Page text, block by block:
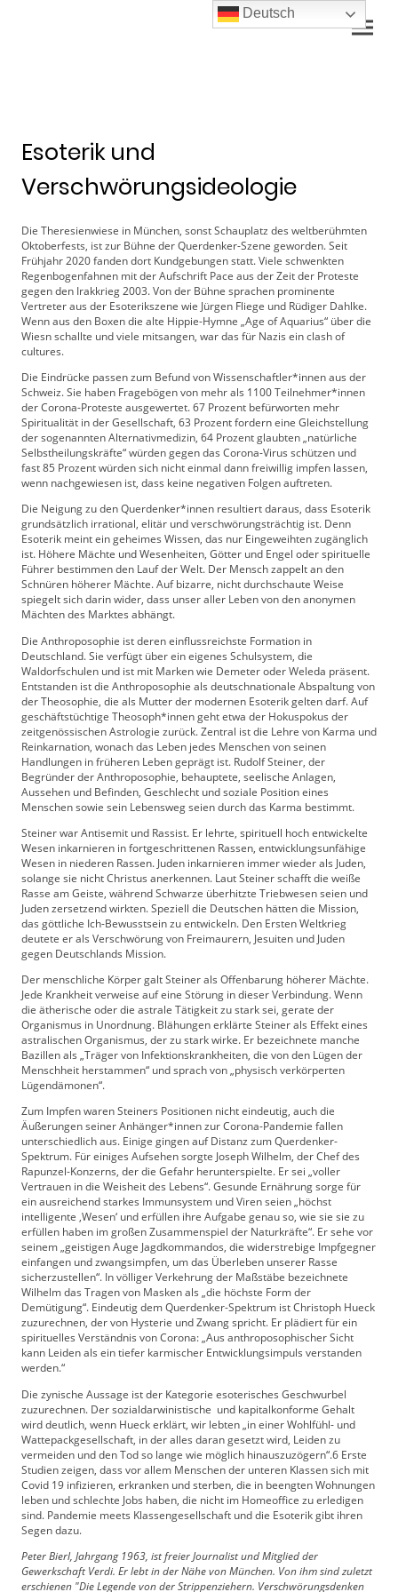
Esoterik und
Verschwörungsideologie
Die Theresienwiese in München, sonst Schauplatz des weltberühmten
Oktoberfests, ist zur Bühne der Querdenker-Szene geworden. Seit
Frühjahr 2020 fanden dort Kundgebungen statt. Viele schwenkten
Regenbogenfahnen mit der Aufschrift Pace aus der Zeit der Proteste
gegen den Irakkrieg 2003. Von der Bühne sprachen prominente
Vertreter aus der Esoterikszene wie Jürgen Fliege und Rüdiger Dahlke.
Wenn aus den Boxen die alte Hippie-Hymne „Age of Aquarius“ über die
Wiesn schallte und viele mitsangen, war das für Nazis ein clash of
cultures.
Die Eindrücke passen zum Befund von Wissenschaftler*innen aus der
Schweiz. Sie haben Fragebögen von mehr als 1100 Teilnehmer*innen
der Corona-Proteste ausgewertet. 67 Prozent befürworten mehr
Spiritualität in der Gesellschaft, 63 Prozent fordern eine Gleichstellung
der sogenannten Alternativmedizin, 64 Prozent glaubten „natürliche
Selbstheilungskräfte“ würden gegen das Corona-Virus schützen und
fast 85 Prozent würden sich nicht einmal dann freiwillig impfen lassen,
wenn nachgewiesen ist, dass keine negativen Folgen auftreten.
Die Neigung zu den Querdenker*innen resultiert daraus, dass Esoterik
grundsätzlich irrational, elitär und verschwörungsträchtig ist. Denn
Esoterik meint ein geheimes Wissen, das nur Eingeweihten zugänglich
ist. Höhere Mächte und Wesenheiten, Götter und Engel oder spirituelle
Führer bestimmen den Lauf der Welt. Der Mensch zappelt an den
Schnüren höherer Mächte. Auf bizarre, nicht durchschaute Weise
spiegelt sich darin wider, dass unser aller Leben von den anonymen
Mächten des Marktes abhängt.
Die Anthroposophie ist deren einflussreichste Formation in
Deutschland. Sie verfügt über ein eigenes Schulsystem, die
Waldorfschulen und ist mit Marken wie Demeter oder Weleda präsent.
Entstanden ist die Anthroposophie als deutschnationale Abspaltung von
der Theosophie, die als Mutter der modernen Esoterik gelten darf. Auf
geschäftstüchtige Theosoph*innen geht etwa der Hokuspokus der
zeitgenössischen Astrologie zurück. Zentral ist die Lehre von Karma und
Reinkarnation, wonach das Leben jedes Menschen von seinen
Handlungen in früheren Leben geprägt ist. Rudolf Steiner, der
Begründer der Anthroposophie, behauptete, seelische Anlagen,
Aussehen und Befinden, Geschlecht und soziale Position eines
Menschen sowie sein Lebensweg seien durch das Karma bestimmt.
Steiner war Antisemit und Rassist. Er lehrte, spirituell hoch entwickelte
Wesen inkarnieren in fortgeschrittenen Rassen, entwicklungsunfähige
Wesen in niederen Rassen. Juden inkarnieren immer wieder als Juden,
solange sie nicht Christus anerkennen. Laut Steiner schafft die weiße
Rasse am Geiste, während Schwarze überhitzte Triebwesen seien und
Juden zersetzend wirkten. Speziell die Deutschen hätten die Mission,
das göttliche Ich-Bewusstsein zu entwickeln. Den Ersten Weltkrieg
deutete er als Verschwörung von Freimaurern, Jesuiten und Juden
gegen Deutschlands Mission.
Der menschliche Körper galt Steiner als Offenbarung höherer Mächte.
Jede Krankheit verweise auf eine Störung in dieser Verbindung. Wenn
die ätherische oder die astrale Tätigkeit zu stark sei, gerate der
Organismus in Unordnung. Blähungen erklärte Steiner als Effekt eines
astralischen Organismus, der zu stark wirke. Er bezeichnete manche
Bazillen als „Träger von Infektionskrankheiten, die von den Lügen der
Menschheit herstammen“ und sprach von „physisch verkörperten
Lügendämonen“.
Zum Impfen waren Steiners Positionen nicht eindeutig, auch die
Äußerungen seiner Anhänger*innen zur Corona-Pandemie fallen
unterschiedlich aus. Einige gingen auf Distanz zum Querdenker-
Spektrum. Für einiges Aufsehen sorgte Joseph Wilhelm, der Chef des
Rapunzel-Konzerns, der die Gefahr herunterspielte. Er sei „voller
Vertrauen in die Weisheit des Lebens“. Gesunde Ernährung sorge für
ein ausreichend starkes Immunsystem und Viren seien „höchst
intelligente ‚Wesen‘ und erfüllen ihre Aufgabe genau so, wie sie sie zu
erfüllen haben im großen Zusammenspiel der Naturkräfte“. Er sehe vor
seinem „geistigen Auge Jagdkommandos, die widerstrebige Impfgegner
einfangen und zwangsimpfen, um das Überleben unserer Rasse
sicherzustellen“. In völliger Verkehrung der Maßstäbe bezeichnete
Wilhelm das Tragen von Masken als „die höchste Form der
Demütigung“. Eindeutig dem Querdenker-Spektrum ist Christoph Hueck
zuzurechnen, der von Hysterie und Zwang spricht. Er plädiert für ein
spirituelles Verständnis von Corona: „Aus anthroposophischer Sicht
kann Leiden als ein tiefer karmischer Entwicklungsimpuls verstanden
werden.“
Die zynische Aussage ist der Kategorie esoterisches Geschwurbel
zuzurechnen. Der sozialdarwinistische und kapitalkonforme Gehalt
wird deutlich, wenn Hueck erklärt, wir lebten „in einer Wohlfühl- und
Wattepackgesellschaft, in der alles daran gesetzt wird, Leiden zu
vermeiden und den Tod so lange wie möglich hinauszuzögern“.6 Erste
Studien zeigen, dass vor allem Menschen der unteren Klassen sich mit
Covid 19 infizieren, erkranken und sterben, die in beengten Wohnungen
leben und schlechte Jobs haben, die nicht im Homeoffice zu erledigen
sind. Pandemie meets Klassengesellschaft und die Esoterik gibt ihren
Segen dazu.
Peter Bierl, Jahrgang 1963, ist freier Journalist und Mitglied der
Gewerkschaft Verdi. Er lebt in der Nähe von München. Von ihm sind zuletzt
erschienen "Die Legende von der Strippenziehern. Verschwörungsdenken
Deutsch